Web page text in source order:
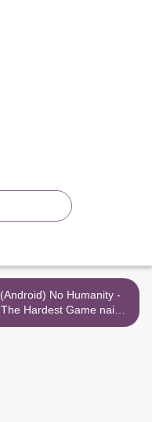
(Android) No Humanity -
The Hardest Game naik
pengalaman >